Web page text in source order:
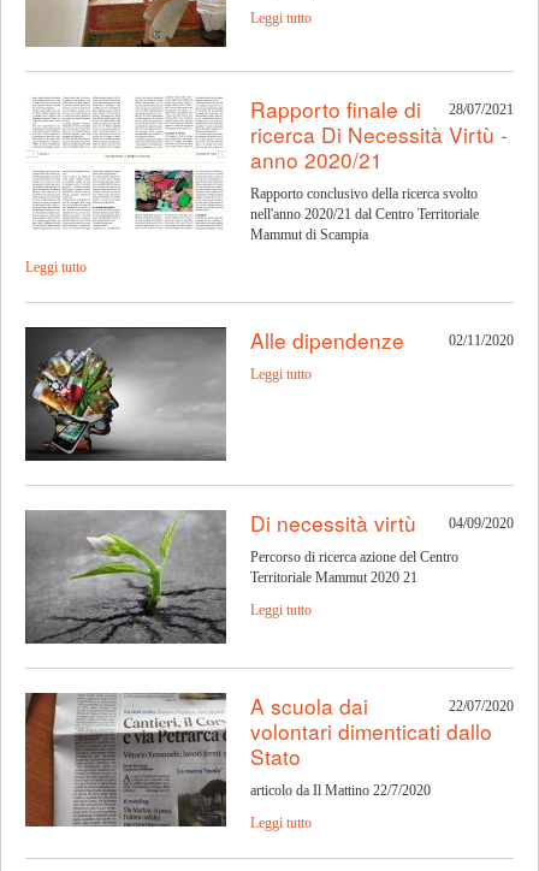
Leggi tutto
28/07/2021
Rapporto finale di
ricerca Di Necessità Virtù -
anno 2020/21
Rapporto conclusivo della ricerca svolto
nell'anno 2020/21 dal Centro Territoriale
Mammut di Scampia
Leggi tutto
02/11/2020
Alle dipendenze
Leggi tutto
04/09/2020
Di necessità virtù
Percorso di ricerca azione del Centro
Territoriale Mammut 2020 21
Leggi tutto
22/07/2020
A scuola dai
volontari dimenticati dallo
Stato
articolo da Il Mattino 22/7/2020
Leggi tutto